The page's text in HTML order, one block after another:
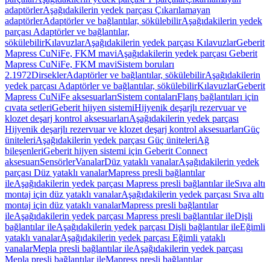
adaptörlerAşağıdakilerin yedek parçası Çıkarılamayan
adaptörlerAdaptörler ve bağlantılar, sökülebilirAşağıdakilerin yedek
parçası Adaptörler ve bağlantılar,
sökülebilirKılavuzlarAşağıdakilerin yedek parçası KılavuzlarGeberit
Mapress CuNiFe, FKM maviAşağıdakilerin yedek parçası Geberit
Mapress CuNiFe, FKM maviSistem boruları
2.1972DirseklerAdaptörler ve bağlantılar, sökülebilirAşağıdakilerin
yedek parçası Adaptörler ve bağlantılar, sökülebilirKılavuzlarGeberit
Mapress CuNiFe aksesuarlarıSistem contalarıFlanş bağlantıları için
cıvata setleriGeberit hijyen sistemiHijyenik deşarjlı rezervuar ve
klozet deşarj kontrol aksesuarlarıAşağıdakilerin yedek parçası
Hijyenik deşarjlı rezervuar ve klozet deşarj kontrol aksesuarlarıGüç
üniteleriAşağıdakilerin yedek parçası Güç üniteleriAğ
bileşenleriGeberit hijyen sistemi için Geberit Connect
aksesuarıSensörlerVanalarDüz yataklı vanalarAşağıdakilerin yedek
parçası Düz yataklı vanalarMapress presli bağlantılar
ileAşağıdakilerin yedek parçası Mapress presli bağlantılar ileSıva altı
montaj için düz yataklı vanalarAşağıdakilerin yedek parçası Sıva altı
montaj için düz yataklı vanalarMapress presli bağlantılar
ileAşağıdakilerin yedek parçası Mapress presli bağlantılar ileDişli
bağlantılar ileAşağıdakilerin yedek parçası Dişli bağlantılar ileEğimli
yataklı vanalarAşağıdakilerin yedek parçası Eğimli yataklı
vanalarMepla presli bağlantılar ileAşağıdakilerin yedek parçası
Mepla presli bağlantılar ileMapress presli bağlantılar